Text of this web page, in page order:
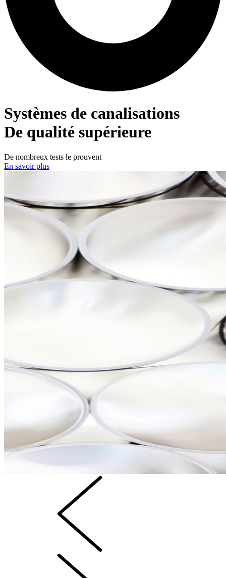
Systèmes de canalisations
De qualité supérieure
De nombreux tests le prouvent
En savoir plus